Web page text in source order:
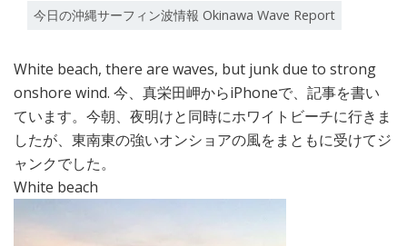
今日の沖縄サーフィン波情報 Okinawa Wave Report
White beach, there are waves, but junk due to strong
onshore wind. 今、真栄田岬からiPhoneで、記事を書い
ています。今朝、夜明けと同時にホワイトビーチに行きま
したが、東南東の強いオンショアの風をまともに受けてジ
ャンクでした。
White beach